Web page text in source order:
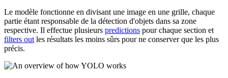
Le modèle fonctionne en divisant une image en une grille, chaque
partie étant responsable de la détection d'objets dans sa zone
respective. Il effectue plusieurs predictions pour chaque section et
filters out les résultats les moins sûrs pour ne conserver que les plus
précis.